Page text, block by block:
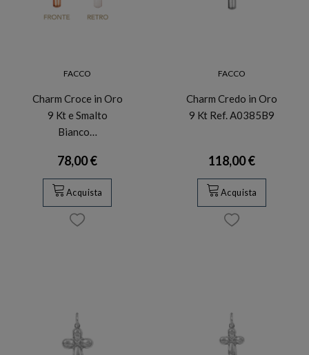
FACCO
Charm Croce in Oro
9 Kt e Smalto
Bianco…
78,00 €
Acquista
FACCO
Charm Credo in Oro
9 Kt Ref. A0385B9
118,00 €
Acquista